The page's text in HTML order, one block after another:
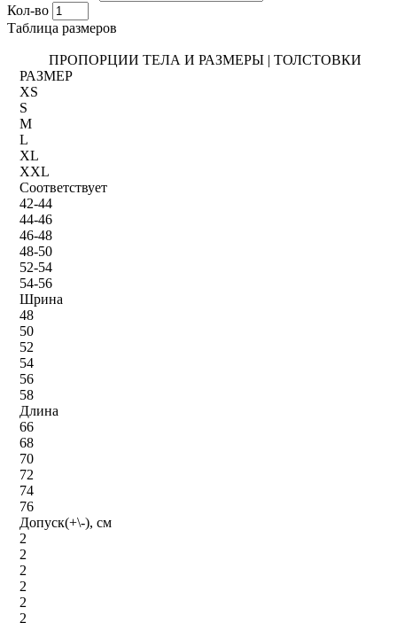
Кол-во
Таблица размеров
ПРОПОРЦИИ ТЕЛА И РАЗМЕРЫ | ТОЛСТОВКИ
РАЗМЕР
XS
S
M
L
XL
XXL
Соответствует
42-44
44-46
46-48
48-50
52-54
54-56
Шрина
48
50
52
54
56
58
Длина
66
68
70
72
74
76
Допуск(+\-), см
2
2
2
2
2
2